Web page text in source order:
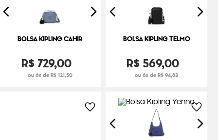
BOLSA KIPLING CAHIR
R$ 729,00
ou 6x de R$ 121,50
BOLSA KIPLING TELMO
R$569,00
ou 6x de R$ 94,83